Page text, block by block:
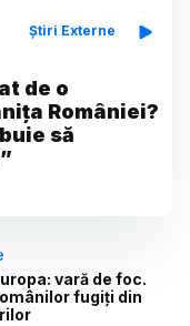
Știri Externe
de o
României?
să
vară de foc.
fugiți din